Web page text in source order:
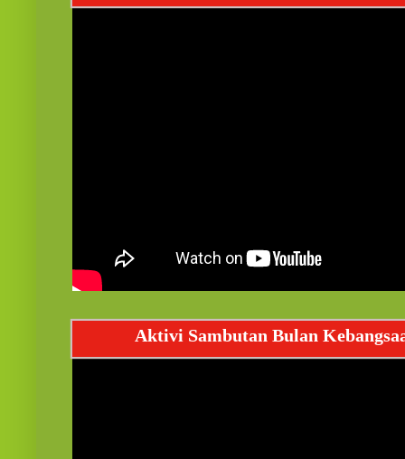
Aktivi Sambutan Bulan